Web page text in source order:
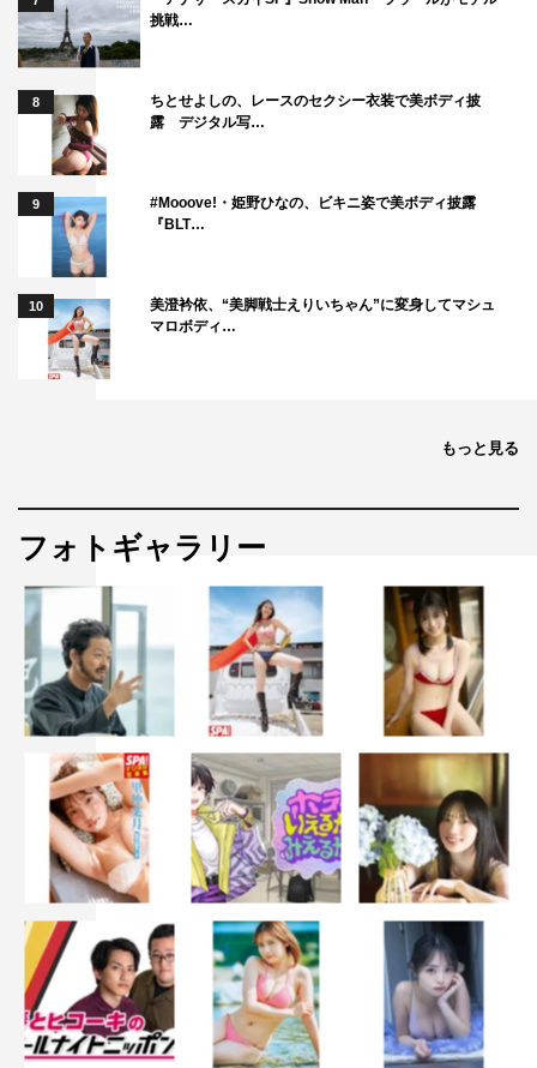
挑戦…
8
ちとせよしの、レースのセクシー衣装で美ボディ披
露 デジタル写…
9
#Mooove!・姫野ひなの、ビキニ姿で美ボディ披露
『BLT…
10
美澄衿依、“美脚戦士えりいちゃん”に変身してマシュ
マロボディ…
もっと見る
フォトギャラリー